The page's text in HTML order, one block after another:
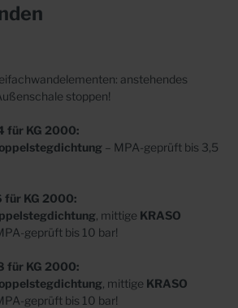
anstehendes
stoppen!
für KG 2000:
– MPA-geprüft bis 3,5
für KG 2000:
, mittige KRASO
geprüft bis 10 bar!
für KG 2000:
, mittige KRASO
geprüft bis 10 bar!